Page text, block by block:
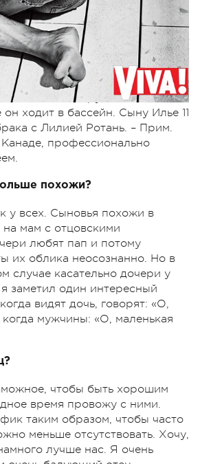
ей шесть лет, ходит в
пока только танцами и
девять, учится он в
специальной музыкальной
(класс хоровое
основной инструмент –
ходит в бассейн. Сыну Илье 11
с Лилией Ротань. – Прим.
профессионально
похожи?
у всех. Сыновья похожи в
мам с отцовскими
любят пап и потому
их облика неосознанно. Но в
случае касательно дочери у
заметил один интересный
видят дочь, говорят: «О,
мужчины: «О, маленькая
чтобы быть хорошим
время провожу с ними.
таким образом, чтобы часто
меньше отсутствовать. Хочу,
лучше нас. Я очень